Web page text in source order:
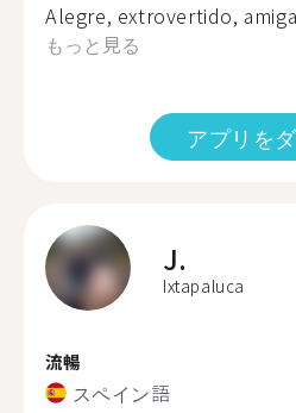
Alegre, extrovertido,
もっと見る
アプリを
J.
Ixtapaluca
流暢
スペイン語